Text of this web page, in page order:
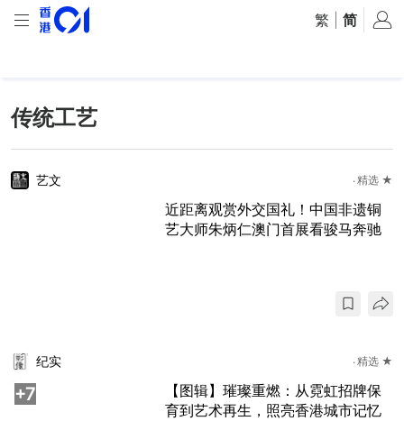
繁 简
传统工艺
艺文 精选 ★
近距离观赏外交国礼！中国非遗铜
艺大师朱炳仁澳门首展看骏马奔驰
+7
纪实 精选 ★
【图辑】璀璨重燃：从霓虹招牌保
育到艺术再生，照亮香港城市记忆